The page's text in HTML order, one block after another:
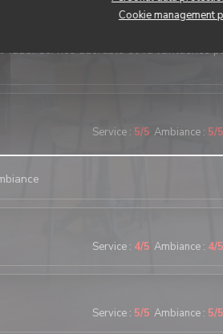
Cookie management
des amis…. Jamais déçu. Les
faut… service adorable et vu l‘affluence
Service: 5/5 Ambiance: 5/5
Service: 4/5 Ambiance: 4/5
Service: 5/5 Ambiance: 5/5